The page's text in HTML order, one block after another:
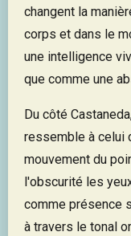
changent la
corps et dans le
une intelligence
que comme une
Du côté
ressemble à celui
mouvement du
l'obscurité les
comme présence
à travers le tonal